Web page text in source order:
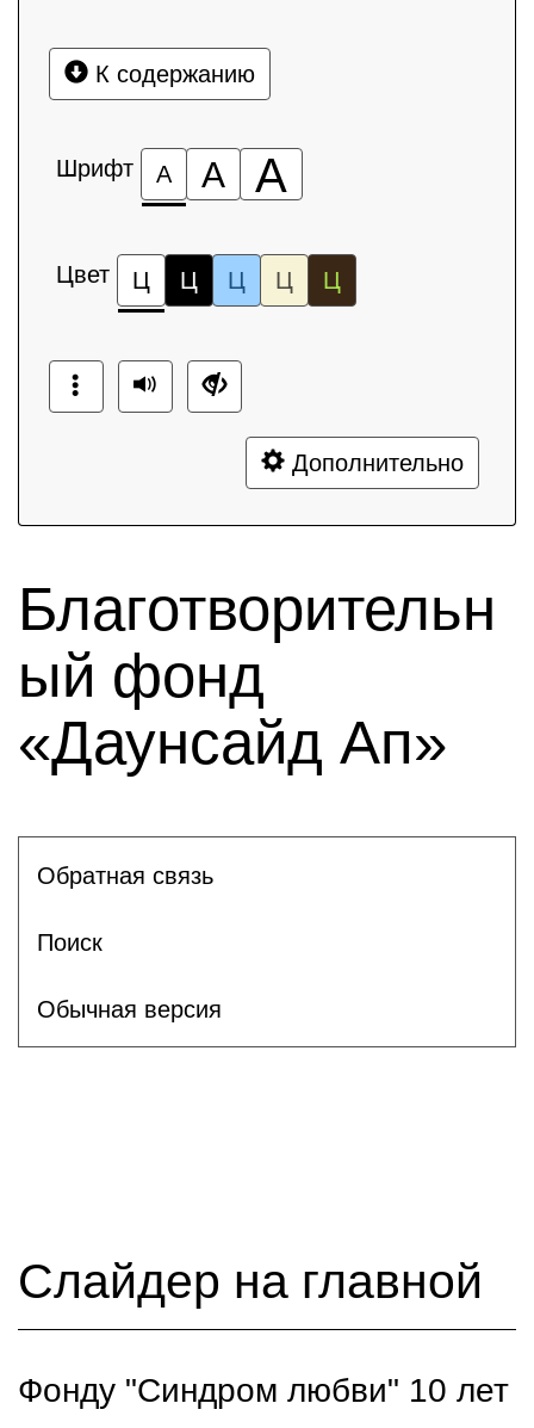
К содержанию
Шрифт А А А
Цвет Ц Ц Ц Ц Ц
Дополнительно
Благотворительн
ый фонд
«Даунсайд Ап»
Обратная связь
Поиск
Обычная версия
Слайдер на главной
Фонду "Синдром любви" 10 лет